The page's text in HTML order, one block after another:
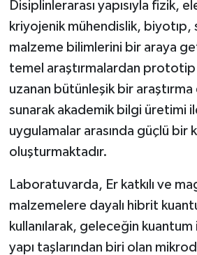
Disiplinlerarası yapısıyla fizik,
kriyojenik mühendislik, biyotıp,
malzeme bilimlerini bir araya
temel araştırmalardan
uzanan bütünleşik bir
sunarak akademik bilgi üretimi
uygulamalar arasında güçlü bir
oluşturmaktadır.
Laboratuvarda, Er katkılı ve
malzemelere dayalı hibrit
kullanılarak, geleceğin
yapı taşlarından biri olan